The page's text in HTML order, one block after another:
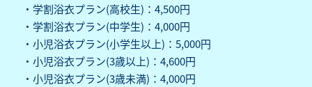
・学割浴衣プラン(高校生)：4,500円
・学割浴衣プラン(中学生)：4,000円
・小児浴衣プラン(小学生以上)：5,000円
・小児浴衣プラン(3歳以上)：4,600円
・小児浴衣プラン(3歳未満)：4,000円